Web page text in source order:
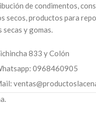
de condimentos,
secos, productos para
secas y gomas.
833 y Colón
0968460905